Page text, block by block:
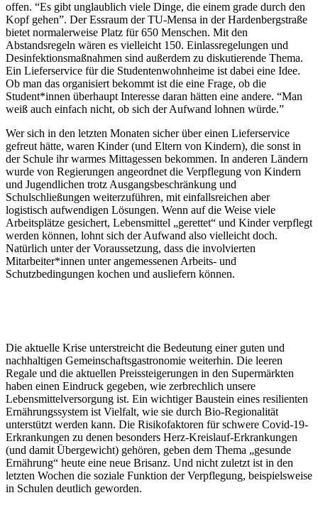
offen. “Es gibt unglaublich viele Dinge, die einem grade durch den
Kopf gehen”. Der Essraum der TU-Mensa in der Hardenbergstraße
bietet normalerweise Platz für 650 Menschen. Mit den
Abstandsregeln wären es vielleicht 150. Einlassregelungen und
Desinfektionsmaßnahmen sind außerdem zu diskutierende Thema.
Ein Lieferservice für die Studentenwohnheime ist dabei eine Idee.
Ob man das organisiert bekommt ist die eine Frage, ob die
Student*innen überhaupt Interesse daran hätten eine andere. “Man
weiß auch einfach nicht, ob sich der Aufwand lohnen würde.”
Wer sich in den letzten Monaten sicher über einen Lieferservice
gefreut hätte, waren Kinder (und Eltern von Kindern), die sonst in
der Schule ihr warmes Mittagessen bekommen. In anderen Ländern
wurde von Regierungen angeordnet die Verpflegung von Kindern
und Jugendlichen trotz Ausgangsbeschränkung und
Schulschließungen weiterzuführen, mit einfallsreichen aber
logistisch aufwendigen Lösungen. Wenn auf die Weise viele
Arbeitsplätze gesichert, Lebensmittel „gerettet“ und Kinder verpflegt
werden können, lohnt sich der Aufwand also vielleicht doch.
Natürlich unter der Voraussetzung, dass die involvierten
Mitarbeiter*innen unter angemessenen Arbeits- und
Schutzbedingungen kochen und ausliefern können.
Die aktuelle Krise unterstreicht die Bedeutung einer guten und
nachhaltigen Gemeinschaftsgastronomie weiterhin. Die leeren
Regale und die aktuellen Preissteigerungen in den Supermärkten
haben einen Eindruck gegeben, wie zerbrechlich unsere
Lebensmittelversorgung ist. Ein wichtiger Baustein eines resilienten
Ernährungssystem ist Vielfalt, wie sie durch Bio-Regionalität
unterstützt werden kann. Die Risikofaktoren für schwere Covid-19-
Erkrankungen zu denen besonders Herz-Kreislauf-Erkrankungen
(und damit Übergewicht) gehören, geben dem Thema „gesunde
Ernährung“ heute eine neue Brisanz. Und nicht zuletzt ist in den
letzten Wochen die soziale Funktion der Verpflegung, beispielsweise
in Schulen deutlich geworden.